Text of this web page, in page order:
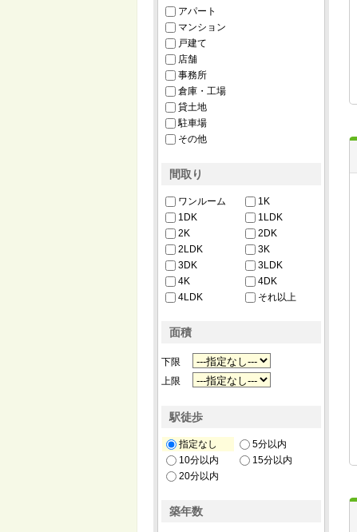
アパート
マンション
戸建て
店舗
事務所
倉庫・工場
貸土地
駐車場
その他
間取り
ワンルーム
1K
1DK
1LDK
2K
2DK
2LDK
3K
3DK
3LDK
4K
4DK
4LDK
それ以上
面積
下限
上限
駅徒歩
指定なし
5分以内
10分以内
15分以内
20分以内
築年数